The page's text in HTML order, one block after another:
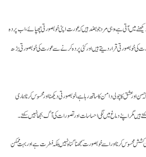
میں آتی ہے، وہی مرد جو بضد ہیں کہ عورت اپنی خوبصورتی چھپائے، اب پردہ
کی خوبصورتی قرار دیتے ہیں اور کئی پردہ کرنے سے عورت کی خوبصورتی بڑھ
اورعشق کا چولی دامن کا ساتھ رہا ہے، خوبصورتی دیکھنا اورمحسوس کرنا ہماری
مگر اپنے دماغ میں لگی احساسات اور تصورات کی آگ بجھا نہیں سکتے۔
کرنا اور اسے خوبصورت سمجھنا گناہ نہیں بلکہ فطرت ہے اور بہت ممکن